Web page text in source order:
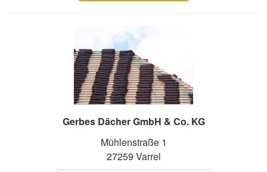
Gerbes Dächer GmbH & Co. KG
Mühlenstraße 1
27259 Varrel